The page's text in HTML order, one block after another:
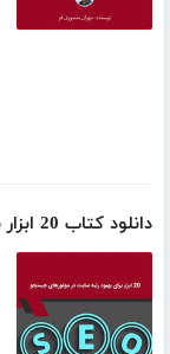
دانلود کتاب 20 ابزار برای بهبود رتبه سایت در موتورهای جستجو